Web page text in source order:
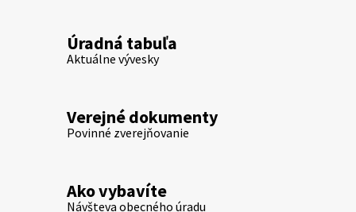
Úradná tabuľa
Aktuálne vývesky
Verejné dokumenty
Povinné zverejňovanie
Ako vybavíte
Návšteva obecného úradu